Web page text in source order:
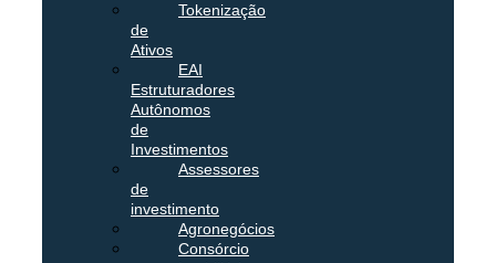
Tokenização
de
Ativos
EAI
Estruturadores
Autônomos
de
Investimentos
Assessores
de
investimento
Agronegócios
Consórcio